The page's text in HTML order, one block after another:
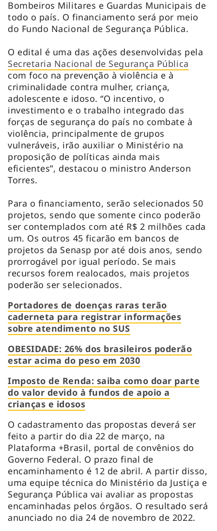
Bombeiros Militares e Guardas Municipais de
todo o país. O financiamento será por meio
do Fundo Nacional de Segurança Pública.
O edital é uma das ações desenvolvidas pela
Secretaria Nacional de Segurança Pública
com foco na prevenção à violência e à
criminalidade contra mulher, criança,
adolescente e idoso. “O incentivo, o
investimento e o trabalho integrado das
forças de segurança do país no combate à
violência, principalmente de grupos
vulneráveis, irão auxiliar o Ministério na
proposição de políticas ainda mais
eficientes”, destacou o ministro Anderson
Torres.
Para o financiamento, serão selecionados 50
projetos, sendo que somente cinco poderão
ser contemplados com até R$ 2 milhões cada
um. Os outros 45 ficarão em bancos de
projetos da Senasp por até dois anos, sendo
prorrogável por igual período. Se mais
recursos forem realocados, mais projetos
poderão ser selecionados.
Portadores de doenças raras terão
caderneta para registrar informações
sobre atendimento no SUS
OBESIDADE: 26% dos brasileiros poderão
estar acima do peso em 2030
Imposto de Renda: saiba como doar parte
do valor devido à fundos de apoio a
crianças e idosos
O cadastramento das propostas deverá ser
feito a partir do dia 22 de março, na
Plataforma +Brasil, portal de convênios do
Governo Federal. O prazo final de
encaminhamento é 12 de abril. A partir disso,
uma equipe técnica do Ministério da Justiça e
Segurança Pública vai avaliar as propostas
encaminhadas pelos órgãos. O resultado será
anunciado no dia 24 de novembro de 2022.